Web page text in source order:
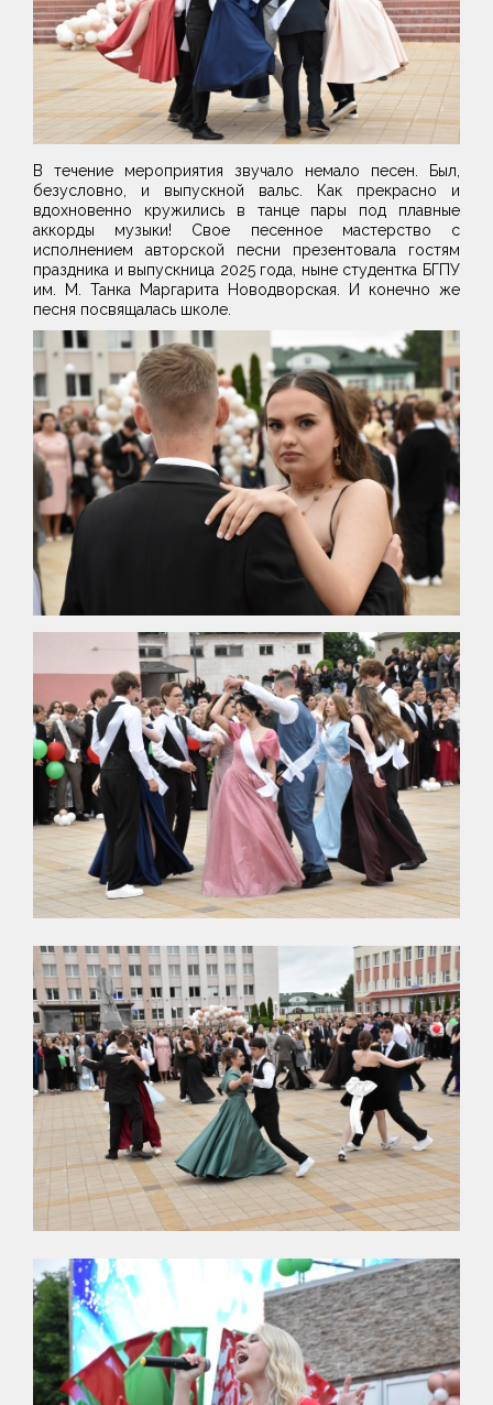
В течение мероприятия звучало немало песен. Был,
безусловно, и выпускной вальс. Как прекрасно и
вдохновенно кружились в танце пары под плавные
аккорды музыки! Свое песенное мастерство с
исполнением авторской песни презентовала гостям
праздника и выпускница 2025 года, ныне студентка БГПУ
им. М. Танка Маргарита Новодворская. И конечно же
песня посвящалась школе.